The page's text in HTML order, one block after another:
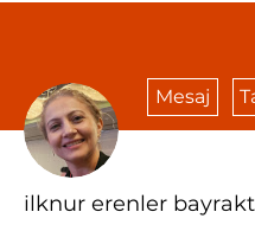
Mesaj
ilknur erenler